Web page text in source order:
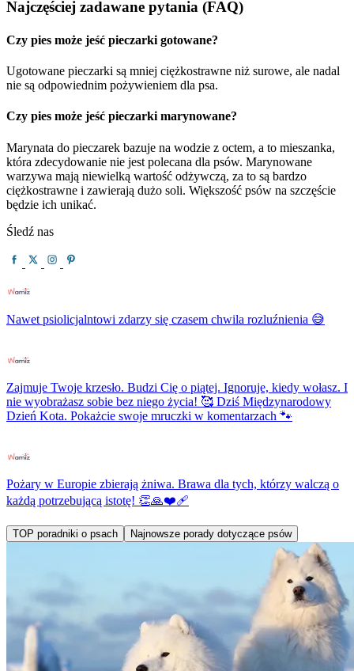
Najczęściej zadawane pytania (FAQ)
Czy pies może jeść pieczarki gotowane?
Ugotowane pieczarki są mniej ciężkostrawne niż surowe, ale nadal
nie są odpowiednim pożywieniem dla psa.
Czy pies może jeść pieczarki marynowane?
Marynata do pieczarek bazuje na wodzie z octem, a to mieszanka,
która zdecydowanie nie jest polecana dla psów. Marynowane
warzywa mają niewielką wartość odżywczą, za to są bardzo
ciężkostrawne i zawierają dużo soli. Większość psów na szczęście
będzie ich unikać.
Śledź nas
Nawet psiolicjalntowi zdarzy się czasem chwila rozluźnienia 😅
Zajmuje Twoje krzesło. Budzi Cię o piątej. Ignoruje, kiedy wołasz. I
nie wyobrażasz sobie bez niego życia! 🥰 Dziś Międzynarodowy
Dzień Kota. Pokażcie swoje mruczki w komentarzach 🐾
Pożary w Europie zbierają żniwa. Brawa dla tych, którzy walczą o
każdą potrzebującą istotę! 👏🙏❤️‍🩹
TOP poradniki o psach Najnowsze porady dotyczące psów